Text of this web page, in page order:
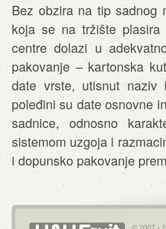
Bez obzira na tip sadnog
koja se na tržište
centre dolazi u
pakovanje – kartonska
date vrste, utisnut
poleđini su date osnovne
sadnice, odnosno
sistemom uzgoja i
i dopunsko pakovanje